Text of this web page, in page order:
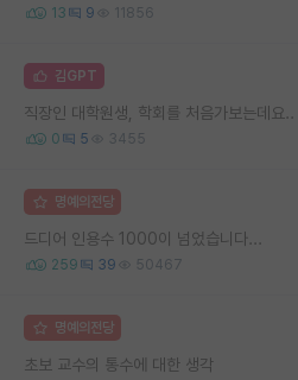
13 9 11856
김GPT
직장인 대학원생, 학회를 처음가보는데요..
0 5 3455
명예의전당
드디어 인용수 1000이 넘었습니다...
259 39 50467
명예의전당
초보 교수의 통수에 대한 생각